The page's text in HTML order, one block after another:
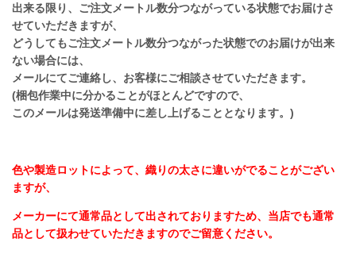
出来る限り、ご注文メートル数分つながっている状態でお届けさ
せていただきますが、
どうしてもご注文メートル数分つながった状態でのお届けが出来
ない場合には、
メールにてご連絡し、お客様にご相談させていただきます。
(梱包作業中に分かることがほとんどですので、
このメールは発送準備中に差し上げることとなります。)
色や製造ロットによって、織りの太さに違いがでることがござい
ますが、
メーカーにて通常品として出されておりますため、当店でも通常
品として扱わせていただきますのでご留意ください。